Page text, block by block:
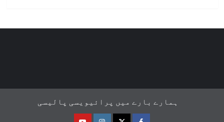
ہمارے بارے میں پرائیویسی پالیسی